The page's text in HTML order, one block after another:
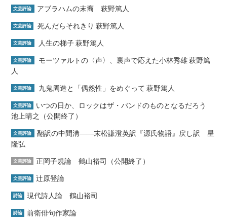
文芸評論 アブラハムの末裔 萩野篤人
文芸評論 死んだらそれきり 萩野篤人
文芸評論 人生の梯子 萩野篤人
文芸評論
モーツァルトの〈声〉、裏声で応えた小林秀雄 萩野篤
人
文芸評論 九鬼周造と「偶然性」をめぐって 萩野篤人
文芸評論
いつの日か、ロックはザ・バンドのものとなるだろう
池上晴之（公開終了）
文芸評論
翻訳の中間溝――末松謙澄英訳『源氏物語』戻し訳 星
隆弘
文芸評論 正岡子規論 鶴山裕司（公開終了）
文芸評論 辻原登論
詩論 現代詩人論 鶴山裕司
詩論 前衛俳句作家論